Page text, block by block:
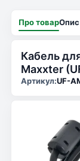
Про товарОпис
Кабель
Maxxter
Артикул:UF-